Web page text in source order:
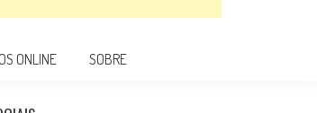
ONLINE SOBRE